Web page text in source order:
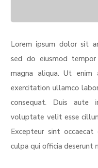
Lorem ipsum dolor sit
sed do eiusmod
magna aliqua. Ut enim
exercitation ullamco
consequat. Duis aute
voluptate velit esse
Excepteur sint
culpa qui officia